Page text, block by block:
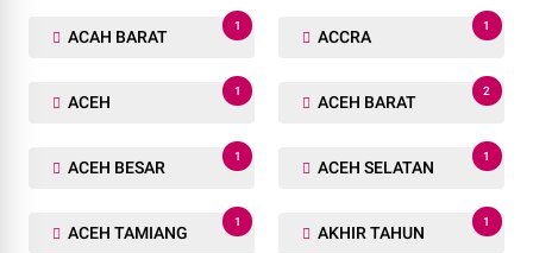
ACAH BARAT
1
ACCRA
1
ACEH
1
ACEH BARAT
2
ACEH BESAR
1
ACEH SELATAN
1
ACEH TAMIANG
1
AKHIR TAHUN
1